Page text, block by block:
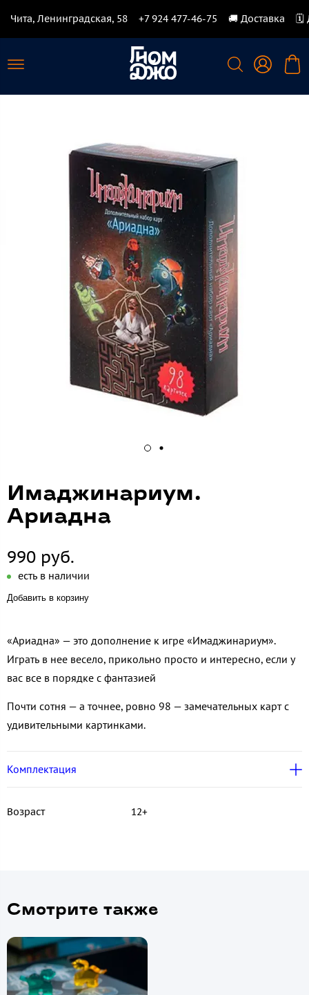
Чита, Ленинградская, 58 +7 924 477-46-75 🚚 Доставка 🗓️
Имаджинариум.
Ариадна
990 руб.
есть в наличии
Добавить в корзину
«Ариадна» — это дополнение к игре «Имаджинариум».
Играть в нее весело, прикольно просто и интересно, если у
вас все в порядке с фантазией
Почти сотня — а точнее, ровно 98 — замечательных карт с
удивительными картинками.
Комплектация
Возраст 12+
Смотрите также